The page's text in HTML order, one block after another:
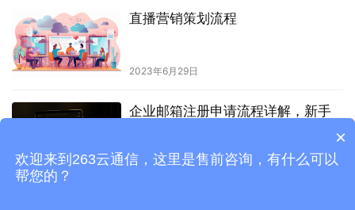
直播营销策划流程
2023年6月29日
企业邮箱注册申请流程详解，新手
2026年1月20日
×
欢迎来到263云通信，这里是售前咨询，有什么可以
帮您的？